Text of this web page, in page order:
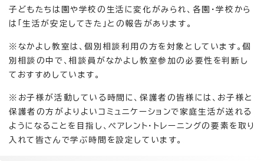
子どもたちは園や学校の生活に変化がみられ、各園・学校から
は「生活が安定してきた」との報告があります。
※なかよし教室は、個別相談利用の方を対象としています。個
別相談の中で、相談員がなかよし教室参加の必要性を判断し
ておすすめしています。
※お子様が活動している時間に、保護者の皆様には、お子様と
保護者の方がよりよいコミュニケーションで家庭生活が送れる
ようになることを目指し、ペアレント・トレーニングの要素を取り
入れて皆さんで学ぶ時間を設定しています。